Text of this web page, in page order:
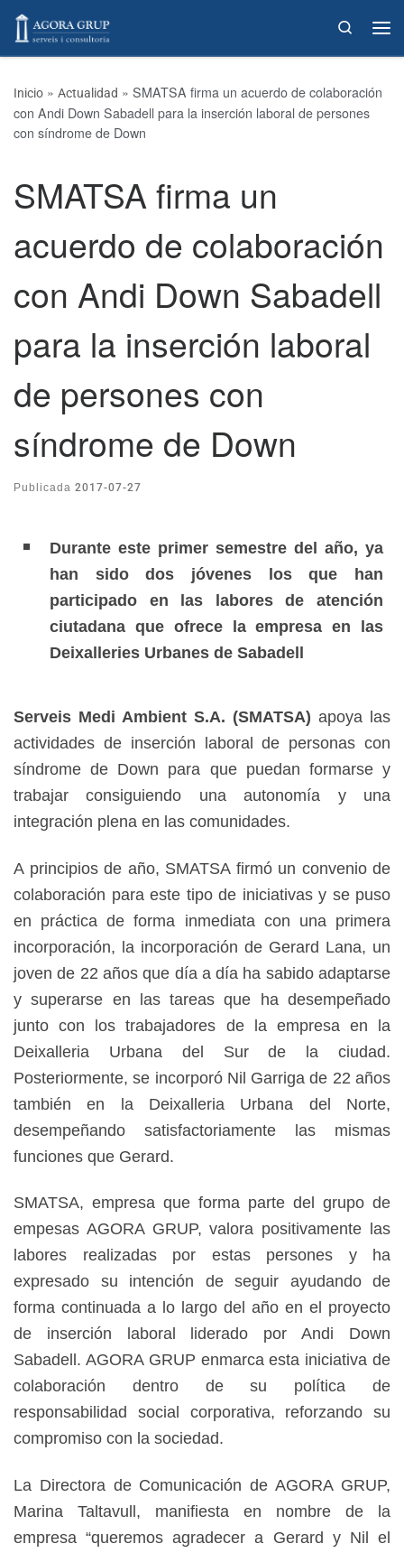
Skip to content Search
Inicio » Actualidad » SMATSA firma un acuerdo de colaboración
con Andi Down Sabadell para la inserción laboral de persones
con síndrome de Down
SMATSA firma un
acuerdo de colaboración
con Andi Down Sabadell
para la inserción laboral
de persones con
síndrome de Down
Publicada 2017-07-27
Durante este primer semestre del año, ya
han sido dos jóvenes los que han
participado en las labores de atención
ciutadana que ofrece la empresa en las
Deixalleries Urbanes de Sabadell
Serveis Medi Ambient S.A. (SMATSA) apoya las
actividades de inserción laboral de personas con
síndrome de Down para que puedan formarse y
trabajar consiguiendo una autonomía y una
integración plena en las comunidades.
A principios de año, SMATSA firmó un convenio de
colaboración para este tipo de iniciativas y se puso
en práctica de forma inmediata con una primera
incorporación, la incorporación de Gerard Lana, un
joven de 22 años que día a día ha sabido adaptarse
y superarse en las tareas que ha desempeñado
junto con los trabajadores de la empresa en la
Deixalleria Urbana del Sur de la ciudad.
Posteriormente, se incorporó Nil Garriga de 22 años
también en la Deixalleria Urbana del Norte,
desempeñando satisfactoriamente las mismas
funciones que Gerard.
SMATSA, empresa que forma parte del grupo de
empesas AGORA GRUP, valora positivamente las
labores realizadas por estas persones y ha
expresado su intención de seguir ayudando de
forma continuada a lo largo del año en el proyecto
de inserción laboral liderado por Andi Down
Sabadell. AGORA GRUP enmarca esta iniciativa de
colaboración dentro de su política de
responsabilidad social corporativa, reforzando su
compromiso con la sociedad.
La Directora de Comunicación de AGORA GRUP,
Marina Taltavull, manifiesta en nombre de la
empresa “queremos agradecer a Gerard y Nil el